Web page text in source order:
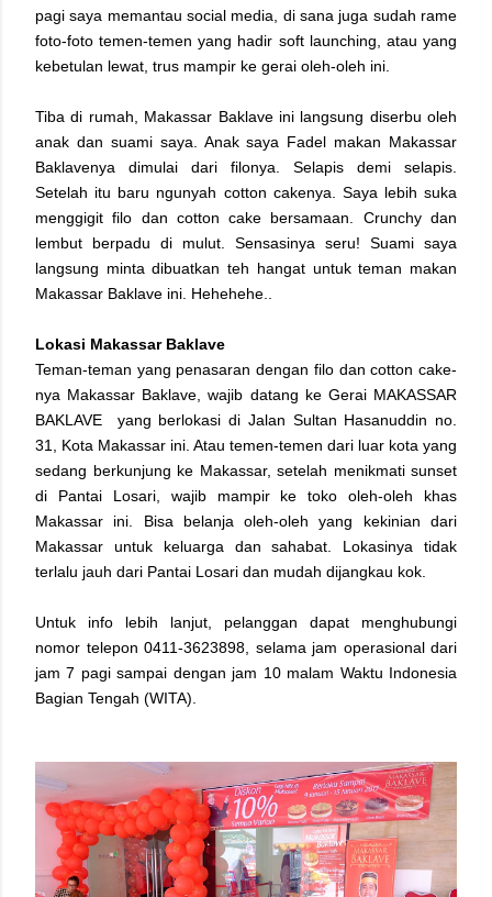
pagi saya memantau social media, di sana juga sudah rame
foto-foto temen-temen yang hadir soft launching, atau yang
kebetulan lewat, trus mampir ke gerai oleh-oleh ini.
Tiba di rumah, Makassar Baklave ini langsung diserbu oleh
anak dan suami saya. Anak saya Fadel makan Makassar
Baklavenya dimulai dari filonya. Selapis demi selapis.
Setelah itu baru ngunyah cotton cakenya. Saya lebih suka
menggigit filo dan cotton cake bersamaan. Crunchy dan
lembut berpadu di mulut. Sensasinya seru! Suami saya
langsung minta dibuatkan teh hangat untuk teman makan
Makassar Baklave ini. Hehehehe..
Lokasi Makassar Baklave
Teman-teman yang penasaran dengan filo dan cotton cake-
nya Makassar Baklave, wajib datang ke Gerai MAKASSAR
BAKLAVE yang berlokasi di Jalan Sultan Hasanuddin no.
31, Kota Makassar ini. Atau temen-temen dari luar kota yang
sedang berkunjung ke Makassar, setelah menikmati sunset
di Pantai Losari, wajib mampir ke toko oleh-oleh khas
Makassar ini. Bisa belanja oleh-oleh yang kekinian dari
Makassar untuk keluarga dan sahabat. Lokasinya tidak
terlalu jauh dari Pantai Losari dan mudah dijangkau kok.
Untuk info lebih lanjut, pelanggan dapat menghubungi
nomor telepon 0411-3623898, selama jam operasional dari
jam 7 pagi sampai dengan jam 10 malam Waktu Indonesia
Bagian Tengah (WITA).